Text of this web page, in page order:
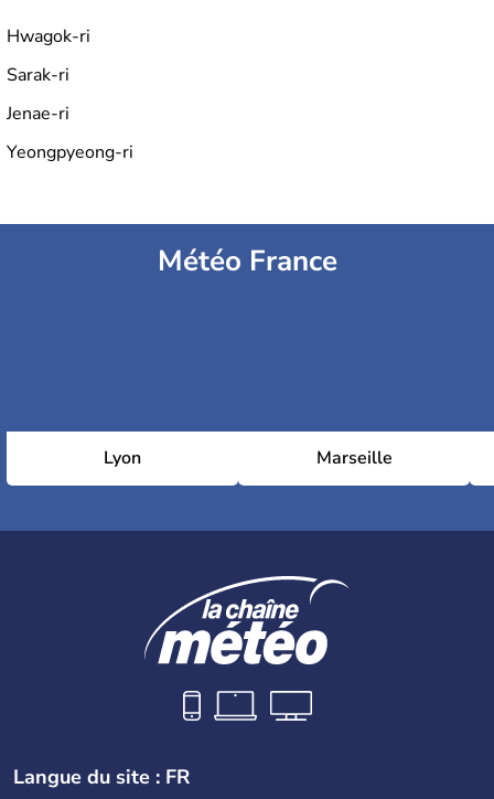
Hwagok-ri
Sarak-ri
Jenae-ri
Yeongpyeong-ri
Météo France
Lyon Marseille
Langue du site : FR